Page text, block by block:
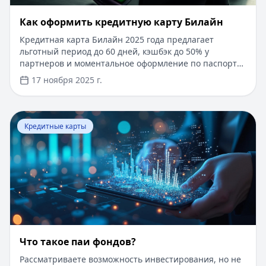
​Как оформить кредитную карту Билайн
Кредитная карта Билайн 2025 года предлагает
льготный период до 60 дней, кэшбэк до 50% у
партнеров и моментальное оформление по паспорту.
Заемные средства до 300 000 рублей доступны без
подтверждения дохода. Узнайте, как получить карту с
выгодными условиями и управлять финансами
эффективно. Для сравнения кредитных продуктов и
выбора оптимального решения воспользуйтесь
сервисом Кредитный Зай, где собраны актуальные
предложения от ведущих банков
17 ноября 2025 г.
Перейти к статье:Что такое паи фондов?
Кредитные карты
Что такое паи фондов?
Рассматриваете возможность инвестирования, но не